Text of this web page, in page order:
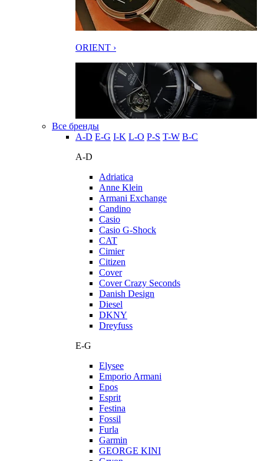
ORIENT ›
Все бренды
A-D E-G I-K L-O P-S T-W В-С
A-D
Adriatica
Anne Klein
Armani Exchange
Candino
Casio
Casio G-Shock
CAT
Cimier
Citizen
Cover
Cover Crazy Seconds
Danish Design
Diesel
DKNY
Dreyfuss
E-G
Elysee
Emporio Armani
Epos
Esprit
Festina
Fossil
Furla
Garmin
GEORGE KINI